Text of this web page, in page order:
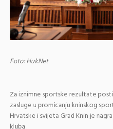
Foto: HukNet
Za iznimne sportske rezultate
zasluge u promicanju kninskog
Hrvatske i svijeta Grad Knin je